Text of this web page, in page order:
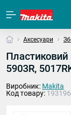
Аксесуари
Пластиковий
5903R,
Виробник: Makita
Код товару: